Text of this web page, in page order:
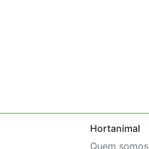
Hortanimal
Quem somos